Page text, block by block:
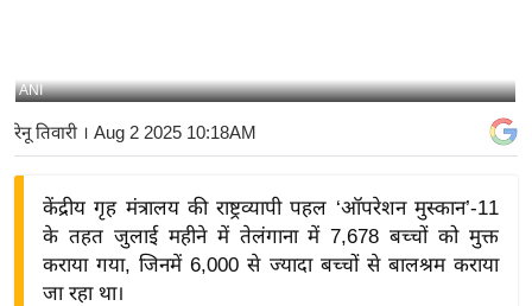
य
बि
ज़
ANI
रेनू तिवारी । Aug 2 2025 10:18AM
केंद्रीय गृह मंत्रालय की राष्ट्रव्यापी पहल ‘ऑपरेशन मुस्कान’-11
के तहत जुलाई महीने में तेलंगाना में 7,678 बच्चों को मुक्त
कराया गया, जिनमें 6,000 से ज्यादा बच्चों से बालश्रम कराया
जा रहा था।